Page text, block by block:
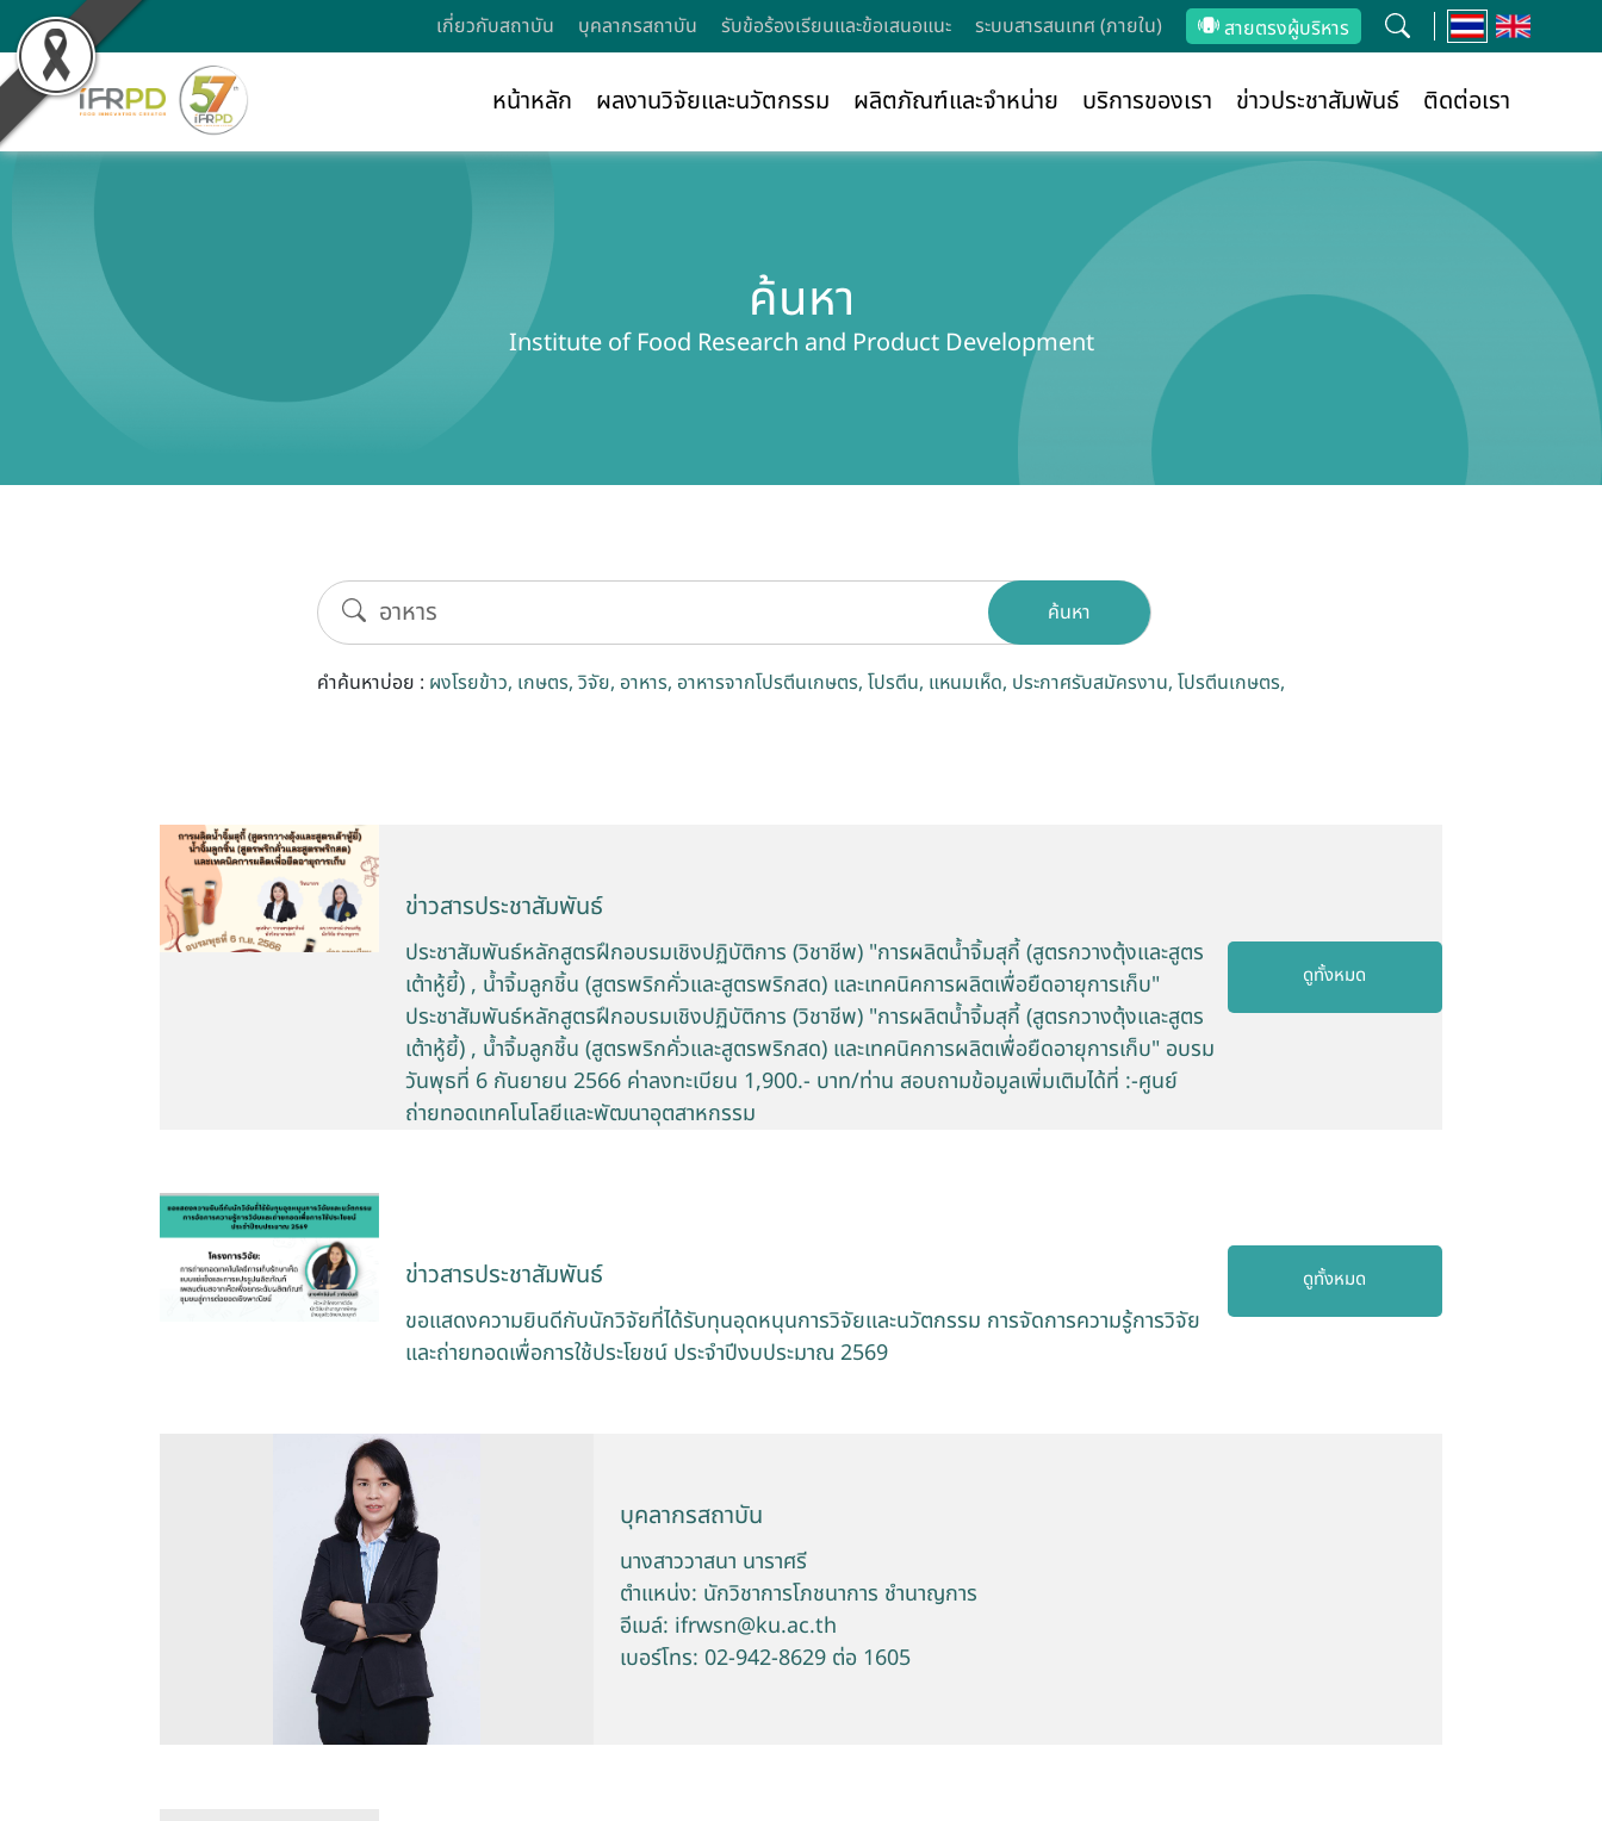
เกี่ยวกับสถาบัน บุคลากรสถาบัน รับข้อร้องเรียนและข้อเสนอแนะ ระบบสารสนเทศ (ภายใน) สายตรงผู้บริหาร
หน้าหลัก ผลงานวิจัยและนวัตกรรม ผลิตภัณฑ์และจำหน่าย บริการของเรา ข่าวประชาสัมพันธ์ ติดต่อเรา
ค้นหา
Institute of Food Research and Product Development
ค้นหา
คำค้นหาบ่อย : ผงโรยข้าว เกษตร วิจัย อาหาร อาหารจากโปรตีนเกษตร โปรตีน แหนมเห็ด ประกาศรับสมัครงาน โปรตีนเกษตร
ข่าวสารประชาสัมพันธ์
ประชาสัมพันธ์หลักสูตรฝึกอบรมเชิงปฏิบัติการ (วิชาชีพ) "การผลิตน้ำจิ้มสุกี้ (สูตรกวางตุ้งและสูตร
เต้าหู้ยี้) , น้ำจิ้มลูกชิ้น (สูตรพริกคั่วและสูตรพริกสด) และเทคนิคการผลิตเพื่อยืดอายุการเก็บ"
ประชาสัมพันธ์หลักสูตรฝึกอบรมเชิงปฏิบัติการ (วิชาชีพ) "การผลิตน้ำจิ้มสุกี้ (สูตรกวางตุ้งและสูตร
เต้าหู้ยี้) , น้ำจิ้มลูกชิ้น (สูตรพริกคั่วและสูตรพริกสด) และเทคนิคการผลิตเพื่อยืดอายุการเก็บ" อบรม
วันพุธที่ 6 กันยายน 2566 ค่าลงทะเบียน 1,900.- บาท/ท่าน สอบถามข้อมูลเพิ่มเติมได้ที่ :-ศูนย์
ถ่ายทอดเทคโนโลยีและพัฒนาอุตสาหกรรม
ดูทั้งหมด
ข่าวสารประชาสัมพันธ์
ขอแสดงความยินดีกับนักวิจัยที่ได้รับทุนอุดหนุนการวิจัยและนวัตกรรม การจัดการความรู้การวิจัย
และถ่ายทอดเพื่อการใช้ประโยชน์ ประจำปีงบประมาณ 2569
ดูทั้งหมด
บุคลากรสถาบัน
นางสาววาสนา นาราศรี
ตำแหน่ง: นักวิชาการโภชนาการ ชำนาญการ
อีเมล์: ifrwsn@ku.ac.th
เบอร์โทร: 02-942-8629 ต่อ 1605